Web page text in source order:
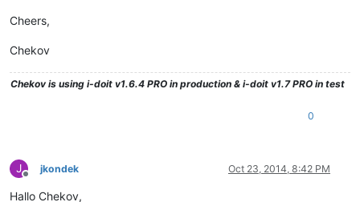
Cheers,
Chekov
Chekovis using i-doit v1.6.4 PRO in production & i-doit v1.7 PRO in test
0
J
Offline
jkondek Oct 23, 2014, 8:42 PM
Hallo Chekov,